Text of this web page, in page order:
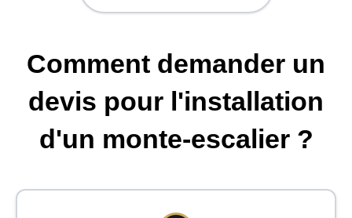
Comment demander un
devis pour l'installation
d'un monte-escalier ?